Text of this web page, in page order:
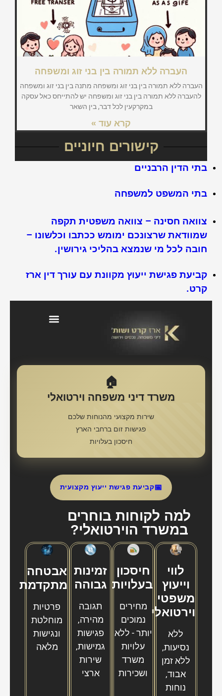
העברה ללא תמורה בין בני זוג ומשפחה
העברה ללא תמורה בין בני זוג ומשפחה מתנה בין בני זוג ומשפחה
להעברה ללא תמורה בין בני זוג ומשפחה יש להתייחס כאל עסקה
במקרקעין לכל דבר, בין השאר
קרא עוד »
קישורים חיוניים
בתי הדין הרבניים
בתי המשפט למשפחה
צוואה חסינה – צוואה משפטית תקפה
שמוודאת שרצונכם ימומש ככתבו וכלשונו –
חובה לכל מי שנמצא בהליכי גירושין.
קביעת פגישת ייעוץ מקוונת עם עורך דין ארז
קרט.
🏠
משרד דיני משפחה וירטואלי
שירות מקצועי מהנוחות שלכם
פגישות זום ברחבי הארץ
חיסכון בעלויות
📅קביעת פגישת ייעוץ מקצועית
למה לקוחות בוחרים
במשרד הוירטואלי?
לווי
וייעוץ
משפטי
וירטואלי
ללא
נסיעות,
ללא זמן
אבוד,
נוחות
חיסכון
בעלויות
מחירים
נמוכים
יותר - ללא
עלויות
משרד
ושכירות
זמינות
גבוהה
תגובה
מהירה,
פגישות
גמישות,
שירות
ארצי
אבטחה
מתקדמת
פרטיות
מוחלטת
ונגישות
מלאה